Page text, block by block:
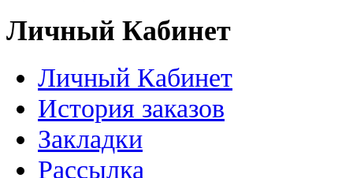
Личный Кабинет
Личный Кабинет
История заказов
Закладки
Рассылка